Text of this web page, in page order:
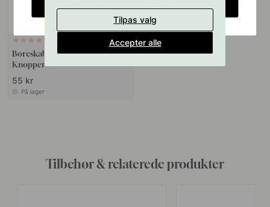
Boreskabelonen til Greb &
Knopper
55 kr
På lager
Tilbehør & relaterede produkter
Tilpas valg
Accepter alle